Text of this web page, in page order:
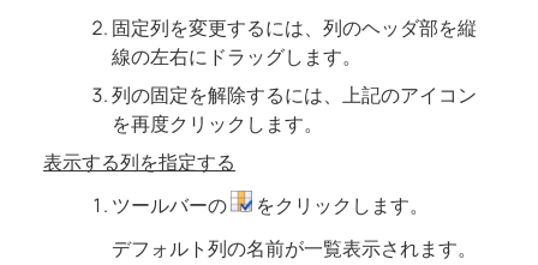
固定列を変更するには、列のヘッダ部を縦
線の左右にドラッグします。
列の固定を解除するには、上記のアイコン
を再度クリックします。
表示する列を指定する
ツールバーの
をクリックします。
デフォルト列の名前が一覧表示されます。